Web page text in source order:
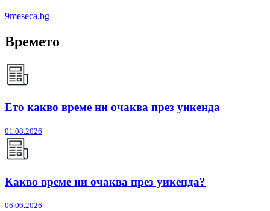
9meseca.bg
Времето
Ето какво време ни очаква през уикенда
01.08.2026
Какво време ни очаква през уикенда?
06.06.2026